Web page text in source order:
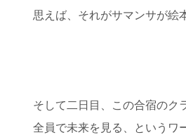
思えば、それがサマンサが
そして二日目、この合宿のク
全員で未来を見る、というワ